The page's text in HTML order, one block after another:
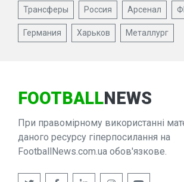
Трансферы Россия Арсенал
Германия Харьков Металлург
FOOTBALLNEWS
При правомірному використанні
даного ресурсу гіперпосилання на
FootballNews.com.ua обов'язкове.